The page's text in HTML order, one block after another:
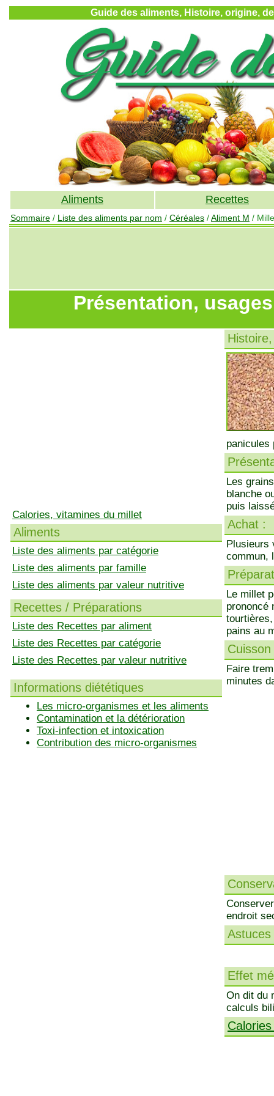
Guide des aliments, Histoire, origine,
Aliments Recettes
Sommaire / Liste des aliments par nom / Céréales /Aliment M /
Présentation,
Calories, vitamines du millet
Aliments
Liste des aliments par catégorie
Liste des aliments par famille
Liste des aliments par valeur nutritive
Recettes / Préparations
Liste des Recettes par aliment
Liste des Recettes par catégorie
Liste des Recettes par valeur nutritive
Informations diététiques
Les micro-organismes et les aliments
Contamination et la détérioration
Toxi-infection et intoxication
Contribution des micro-organismes
panicules
Les
blanche
puis
Achat :
Plusieurs
commun,
Le millet
prononcé
pains au
Cuisson
Faire
minutes
endroit
Astuces
Effet
On dit du
calculs